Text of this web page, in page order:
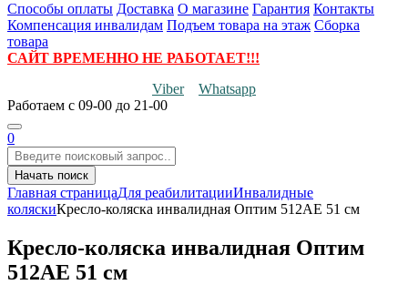
Способы оплаты Доставка О магазине Гарантия Контакты
Компенсация инвалидам Подъем товара на этаж Сборка
товара
САЙТ ВРЕМЕННО НЕ РАБОТАЕТ!!!
Viber
Whatsapp
Работаем с 09-00 до 21-00
0
Начать поиск
Главная страницаДля реабилитацииИнвалидные
коляскиКресло-коляска инвалидная Оптим 512AE 51 см
Кресло-коляска инвалидная Оптим
512AE 51 см